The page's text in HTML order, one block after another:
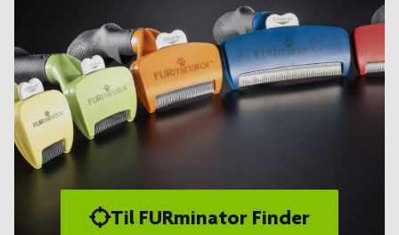
Til FURminator Finder